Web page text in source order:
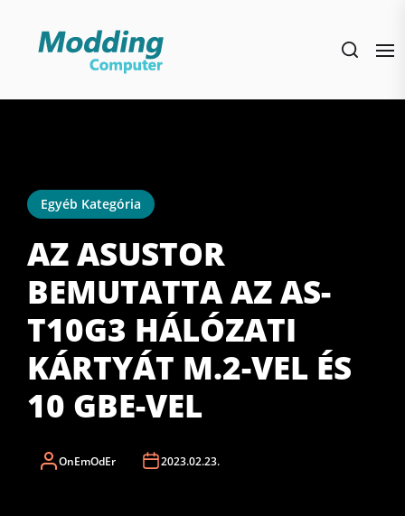
Egyéb Kategória
AZ ASUSTOR
BEMUTATTA AZ AS-
T10G3 HÁLÓZATI
KÁRTYÁT M.2-VEL ÉS
10 GBE-VEL
OnEmOdEr 2023.02.23.